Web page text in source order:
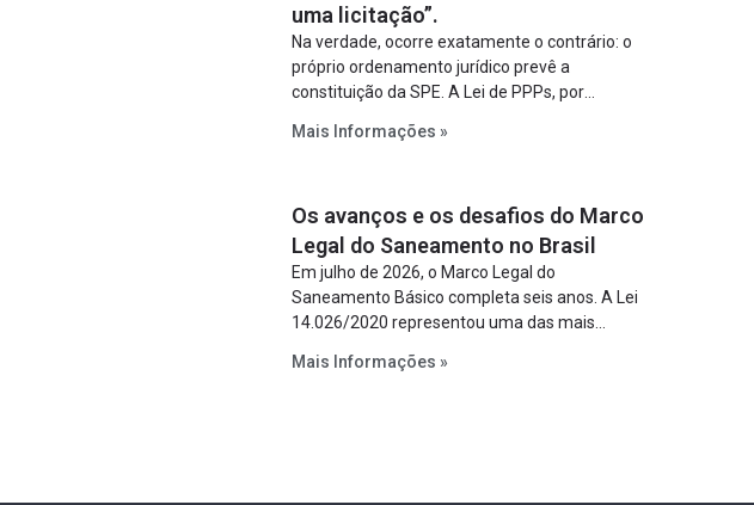
uma licitação”.
Na verdade, ocorre exatamente o contrário: o
próprio ordenamento jurídico prevê a
constituição da SPE. A Lei de PPPs, por
constitua uma SPE para implantar e gerir o
Lei de Concessões, a figura é facultativa e
sujeita a uma escolha racional de projeto a
projeto.
Mais Informações »
Os avanços e os desafios do Marco
Legal do Saneamento no Brasil
Em julho de 2026, o Marco Legal do
Saneamento Básico completa seis anos. A Lei
14.026/2020 representou uma das mais
estabelecer metas claras para a
mecanismos voltados à segurança jurídica dos
Mais Informações »